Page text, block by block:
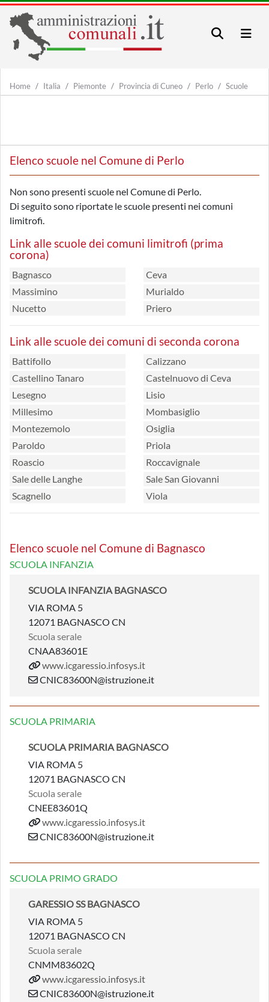
Home Italia Piemonte Provincia di Cuneo Perlo Scuole
Elenco scuole nel Comune di Perlo
Non sono presenti scuole nel Comune di Perlo.
Di seguito sono riportate le scuole presenti nei comuni
limitrofi.
Link alle scuole dei comuni limitrofi (prima
corona)
Bagnasco
Ceva
Massimino
Murialdo
Nucetto
Priero
Link alle scuole dei comuni di seconda corona
Battifollo
Calizzano
Castellino Tanaro
Castelnuovo di Ceva
Lesegno
Lisio
Millesimo
Mombasiglio
Montezemolo
Osiglia
Paroldo
Priola
Roascio
Roccavignale
Sale delle Langhe
Sale San Giovanni
Scagnello
Viola
Elenco scuole nel Comune di Bagnasco
SCUOLA INFANZIA
SCUOLA INFANZIA BAGNASCO
VIA ROMA 5
12071 BAGNASCO CN
Scuola serale
CNAA83601E
www.icgaressio.infosys.it
CNIC83600N@istruzione.it
SCUOLA PRIMARIA
SCUOLA PRIMARIA BAGNASCO
VIA ROMA 5
12071 BAGNASCO CN
Scuola serale
CNEE83601Q
www.icgaressio.infosys.it
CNIC83600N@istruzione.it
SCUOLA PRIMO GRADO
GARESSIO SS BAGNASCO
VIA ROMA 5
12071 BAGNASCO CN
Scuola serale
CNMM83602Q
www.icgaressio.infosys.it
CNIC83600N@istruzione.it